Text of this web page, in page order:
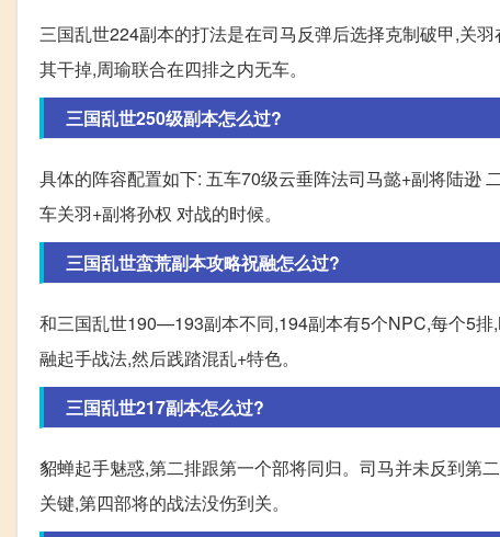
三国乱世224副本的打法是在司马反弹后选择克制破甲,关
其干掉,周瑜联合在四排之内无车。
三国乱世250级副本怎么过?
具体的阵容配置如下: 五车70级云垂阵法司马懿+副将陆逊
车关羽+副将孙权 对战的时候。
三国乱世蛮荒副本攻略祝融怎么过?
和三国乱世190—193副本不同,194副本有5个NPC,每个5
融起手战法,然后践踏混乱+特色。
三国乱世217副本怎么过?
貂蝉起手魅惑,第二排跟第一个部将同归。司马并未反到第
关键,第四部将的战法没伤到关。